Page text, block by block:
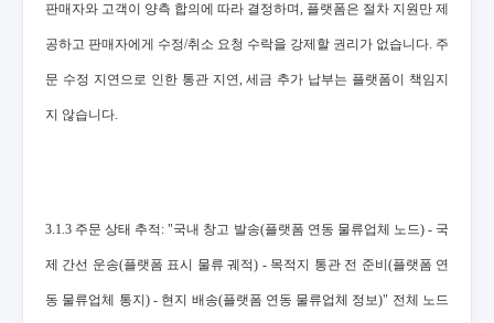
판매자와 고객이 양측 합의에 따라 결정하며, 플랫폼은 절차 지원만 제
공하고 판매자에게 수정/취소 요청 수락을 강제할 권리가 없습니다. 주
문 수정 지연으로 인한 통관 지연, 세금 추가 납부는 플랫폼이 책임지
지 않습니다.
3.1.3 주문 상태 추적: "국내 창고 발송(플랫폼 연동 물류업체 노드) - 국
제 간선 운송(플랫폼 표시 물류 궤적) - 목적지 통관 전 준비(플랫폼 연
동 물류업체 통지) - 현지 배송(플랫폼 연동 물류업체 정보)" 전체 노드